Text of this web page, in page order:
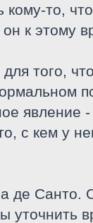
то,
к этому
того,
с кем у
де Санто.
уточнить